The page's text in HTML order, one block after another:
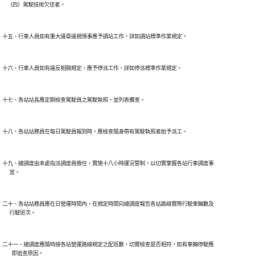
    （四）駕駛技術欠佳者。
十五、行車人員如有重大違章違規情事應予調站工作，詳如調站標準作業規定。
十六、行車人員如有違反相關規定，應予停派工作，詳如停派標準作業規定。
十七、各站站長應定期檢查駕駛員之駕駛執照，並列表備查。
十八、各站站務員在每日駕駛員報到時，應檢查隨身帶有駕駛執照者始予派工。
十九、總調度由本處指派調度員擔任，實施十八小時運況管制，以切實掌握各站行車調度事
      宜。
二十、各站站務員應在日營運時間內，在規定時間向總調度報告各站路線實際行駛車輛數及
      行駛班次。
二十一、總調度應隨時按各站營運路線規定之配班數，切實檢查是否相符，如有車輛停駛應
        即追查原因。